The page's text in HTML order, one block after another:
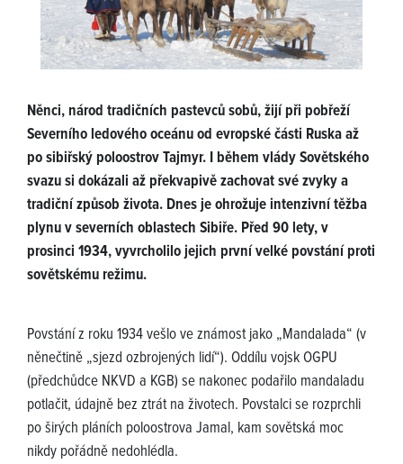
Něnci, národ tradičních pastevců sobů, žijí při pobřeží
Severního ledového oceánu od evropské části Ruska až
po sibiřský poloostrov Tajmyr. I během vlády Sovětského
svazu si dokázali až překvapivě zachovat své zvyky a
tradiční způsob života. Dnes je ohrožuje intenzivní těžba
plynu v severních oblastech Sibiře. Před 90 lety, v
prosinci 1934, vyvrcholilo jejich první velké povstání proti
sovětskému režimu.
Povstání z roku 1934 vešlo ve známost jako „Mandalada“ (v
něnečtině „sjezd ozbrojených lidí“). Oddílu vojsk OGPU
(předchůdce NKVD a KGB) se nakonec podařilo mandaladu
potlačit, údajně bez ztrát na životech. Povstalci se rozprchli
po širých pláních poloostrova Jamal, kam sovětská moc
nikdy pořádně nedohlédla.